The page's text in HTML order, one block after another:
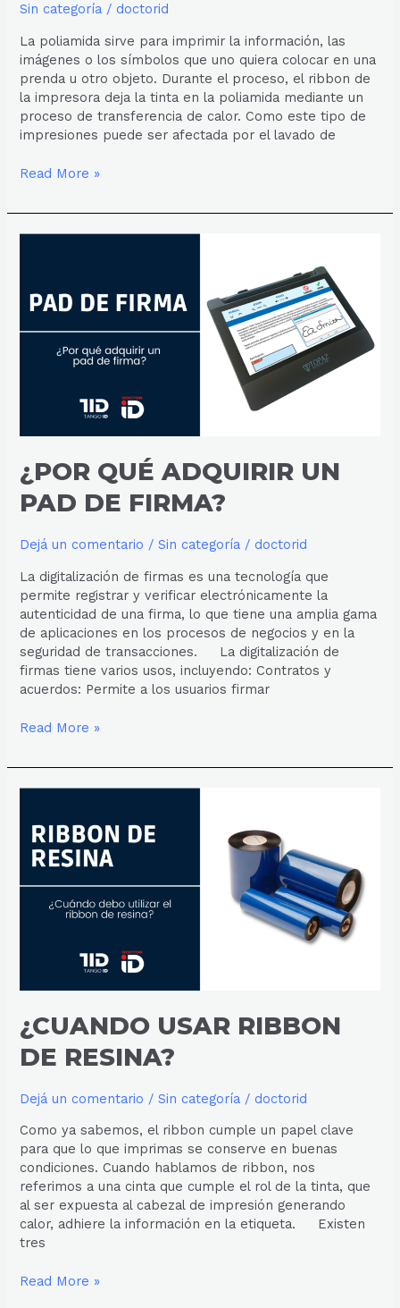
Sin categoría / doctorid
La poliamida sirve para imprimir la información, las
imágenes o los símbolos que uno quiera colocar en una
prenda u otro objeto. Durante el proceso, el ribbon de
la impresora deja la tinta en la poliamida mediante un
proceso de transferencia de calor. Como este tipo de
impresiones puede ser afectada por el lavado de
Read More »
¿POR QUÉ ADQUIRIR UN
PAD DE FIRMA?
Dejá un comentario /Sin categoría / doctorid
La digitalización de firmas es una tecnología que
permite registrar y verificar electrónicamente la
autenticidad de una firma, lo que tiene una amplia gama
de aplicaciones en los procesos de negocios y en la
seguridad de transacciones. La digitalización de
firmas tiene varios usos, incluyendo: Contratos y
acuerdos: Permite a los usuarios firmar
UN
DE
FIRMA?
Read More »
¿CUANDO USAR RIBBON
DE RESINA?
Dejá un comentario /Sin categoría / doctorid
Como ya sabemos, el ribbon cumple un papel clave
para que lo que imprimas se conserve en buenas
condiciones. Cuando hablamos de ribbon, nos
referimos a una cinta que cumple el rol de la tinta, que
al ser expuesta al cabezal de impresión generando
calor, adhiere la información en la etiqueta. Existen
tres
RIBBON
DE
RESINA?
Read More »